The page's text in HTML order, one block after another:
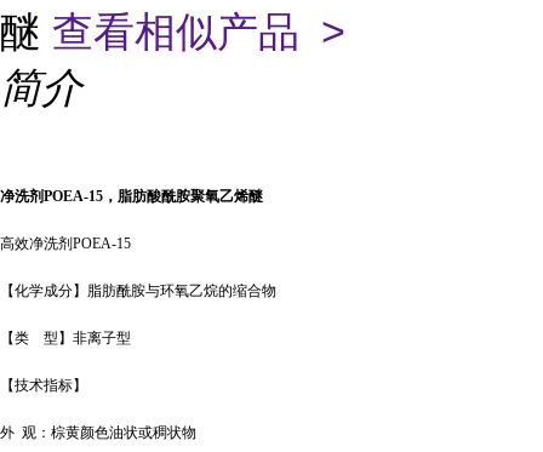
醚 查看相似产品 >
简介
净洗剂POEA-15，脂肪酸酰胺聚氧乙烯醚
高效净洗剂 POEA-15
【化学成分】脂肪酰胺与环氧乙烷的缩合物
【类 型】非离子型
【技术指标】
外 观：棕黄颜色油状或稠状物